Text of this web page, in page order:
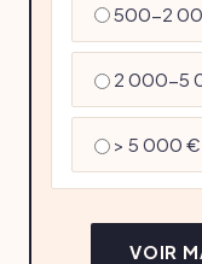
500-2
2 000-5
> 5 000 €
VOIR